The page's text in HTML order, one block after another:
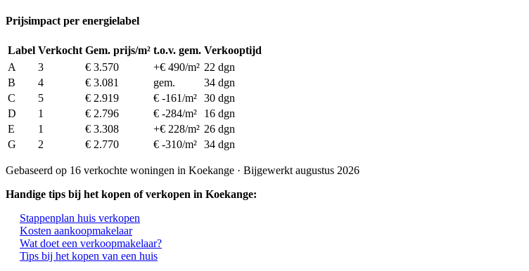
Prijsimpact per energielabel
Label Verkocht Gem. prijs/m² t.o.v. gem. Verkooptijd
A
3 € 3.570 +€ 490/m² 22 dgn
B
4 € 3.081 gem.
34 dgn
C
5 € 2.919 € -161/m² 30 dgn
D
1 € 2.796 € -284/m²
16 dgn
E
1 € 3.308 +€ 228/m² 26 dgn
G
2 € 2.770 € -310/m² 34 dgn
Gebaseerd op 16 verkochte woningen in Koekange · Bijgewerkt augustus 2026
Handige tips bij het kopen of verkopen in Koekange:
Stappenplan huis verkopen
Kosten aankoopmakelaar
Wat doet een verkoopmakelaar?
Tips bij het kopen van een huis